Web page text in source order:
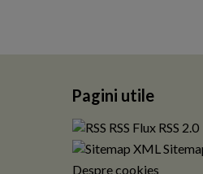
Pagini utile
RSS Flux RSS 2.0
Despre cookies